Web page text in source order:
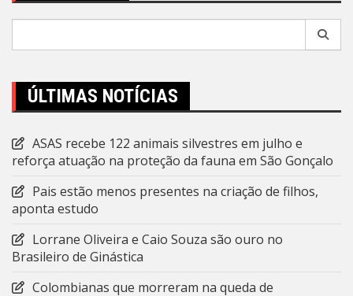
ÚLTIMAS NOTÍCIAS
ASAS recebe 122 animais silvestres em julho e
reforça atuação na proteção da fauna em São Gonçalo
Pais estão menos presentes na criação de filhos,
aponta estudo
Lorrane Oliveira e Caio Souza são ouro no
Brasileiro de Ginástica
Colombianas que morreram na queda de